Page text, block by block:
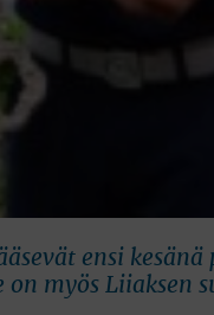
ensi
myös Liiaksen